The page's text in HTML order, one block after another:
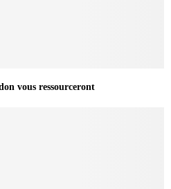
vous ressourceront